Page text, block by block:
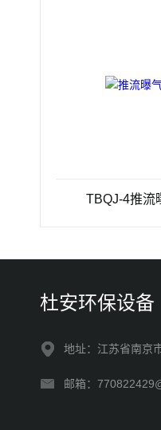
TBQJ-4推流曝气机
杜安环保设备
地址：江苏省南京
邮箱：